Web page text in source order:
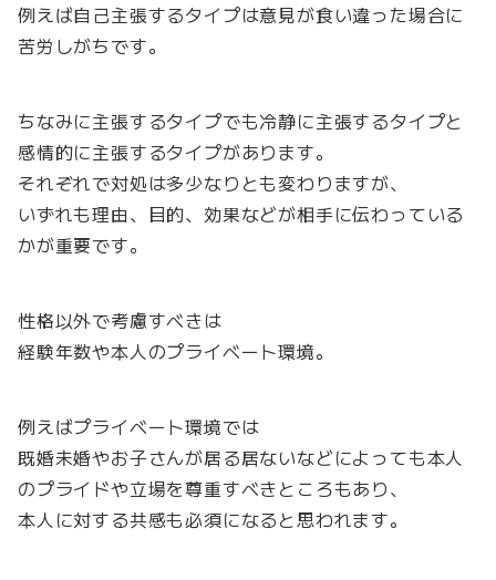
例えば自己主張するタイプは意見が食い違った場合に
苦労しがちです。
ちなみに主張するタイプでも冷静に主張するタイプと
感情的に主張するタイプがあります。
それぞれで対処は多少なりとも変わりますが、
いずれも理由、目的、効果などが相手に伝わっている
かが重要です。
性格以外で考慮すべきは
経験年数や本人のプライベート環境。
例えばプライベート環境では
既婚未婚やお子さんが居る居ないなどによっても本人
のプライドや立場を尊重すべきところもあり、
本人に対する共感も必須になると思われます。